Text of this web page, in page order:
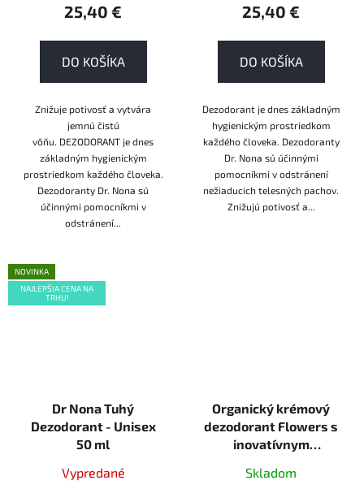
25,40 €
DO KOŠÍKA
Znižuje potivosť a vytvára
jemnú čistú
vôňu. DEZODORANT je dnes
základným hygienickým
prostriedkom každého človeka.
Dezodoranty Dr. Nona sú
účinnými pomocníkmi v
odstránení...
25,40 €
DO KOŠÍKA
Dezodorant je dnes základným
hygienickým prostriedkom
každého človeka. Dezodoranty
Dr. Nona sú účinnými
pomocníkmi v odstránení
nežiaducich telesných pachov.
Znižujú potivosť a...
NOVINKA
NAJLEPŠIA CENA NA
TRHU!
Dr Nona Tuhý
Dezodorant - Unisex
50 ml
Vypredané
Organický krémový
dezodorant Flowers s
inovatívnym
Spoon 40 ml ECO
Skladom